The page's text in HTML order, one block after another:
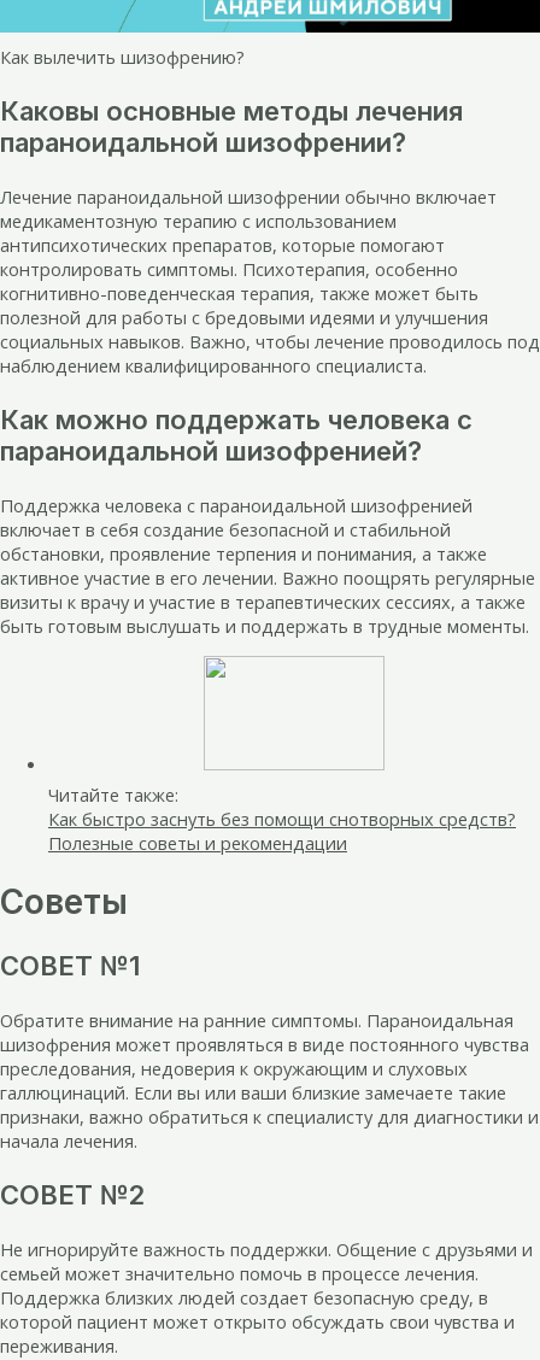
Как вылечить шизофрению?
Каковы основные методы лечения
параноидальной шизофрении?
Лечение параноидальной шизофрении обычно включает
медикаментозную терапию с использованием
антипсихотических препаратов, которые помогают
контролировать симптомы. Психотерапия, особенно
когнитивно-поведенческая терапия, также может быть
полезной для работы с бредовыми идеями и улучшения
социальных навыков. Важно, чтобы лечение проводилось под
наблюдением квалифицированного специалиста.
Как можно поддержать человека с
параноидальной шизофренией?
Поддержка человека с параноидальной шизофренией
включает в себя создание безопасной и стабильной
обстановки, проявление терпения и понимания, а также
активное участие в его лечении. Важно поощрять регулярные
визиты к врачу и участие в терапевтических сессиях, а также
быть готовым выслушать и поддержать в трудные моменты.
Читайте также:
Как быстро заснуть без помощи снотворных средств?
Полезные советы и рекомендации
Советы
СОВЕТ №1
Обратите внимание на ранние симптомы. Параноидальная
шизофрения может проявляться в виде постоянного чувства
преследования, недоверия к окружающим и слуховых
галлюцинаций. Если вы или ваши близкие замечаете такие
признаки, важно обратиться к специалисту для диагностики и
начала лечения.
СОВЕТ №2
Не игнорируйте важность поддержки. Общение с друзьями и
семьей может значительно помочь в процессе лечения.
Поддержка близких людей создает безопасную среду, в
которой пациент может открыто обсуждать свои чувства и
переживания.